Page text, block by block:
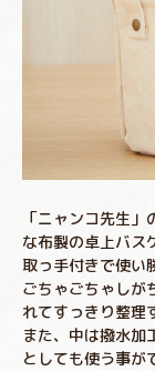
「ニャンコ先生
な布製の卓上バス
取っ手付きで使い
ごちゃごちゃしが
れてすっきり整理
また、中は撥水加
としても使う事が